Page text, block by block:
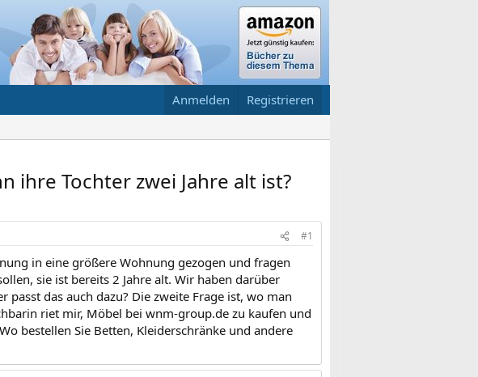
Anmelden Registrieren
ihre Tochter zwei Jahre alt ist?
#1
in eine größere Wohnung gezogen und fragen
sie ist bereits 2 Jahre alt. Wir haben darüber
passt das auch dazu? Die zweite Frage ist, wo man
riet mir, Möbel bei wnm-group.de zu kaufen und
bestellen Sie Betten, Kleiderschränke und andere